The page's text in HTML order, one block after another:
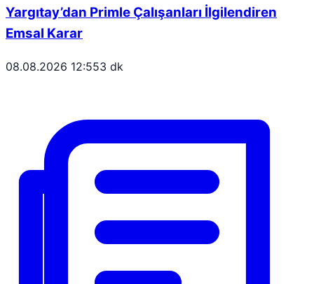
Yargıtay’dan Primle Çalışanları İlgilendiren
Emsal Karar
08.08.2026 12:553 dk